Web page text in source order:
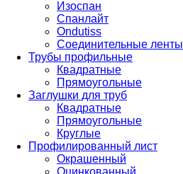
Изоспан
Спанлайт
Ondutiss
Соединительные ленты
Трубы профильные
Квадратные
Прямоугольные
Заглушки для труб
Квадратные
Прямоугольные
Круглые
Профилированный лист
Окрашенный
Оцинкованный